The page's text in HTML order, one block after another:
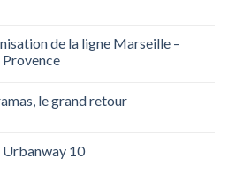
de la ligne Marseille –
Provence
le grand retour
Urbanway 10